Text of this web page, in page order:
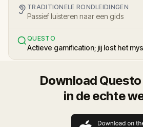
TRADITIONELE RONDLEIDINGEN
Passief luisteren naar een gids
QUESTO
Actieve gamification; jij lost het
Download Questo
in de echte